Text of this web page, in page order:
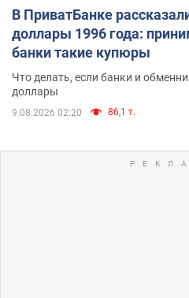
В ПриватБанке
доллары 1996 года:
банки такие купюры
Что делать, если банки и
доллары
9.08.2026 02:20 86,1 т.